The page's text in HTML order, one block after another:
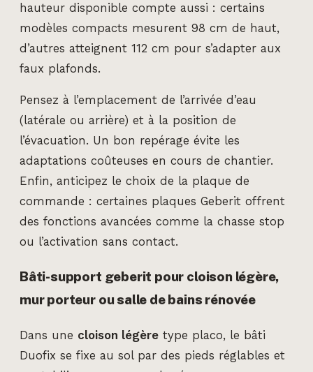
hauteur disponible compte aussi : certains
modèles compacts mesurent 98 cm de haut,
d’autres atteignent 112 cm pour s’adapter aux
faux plafonds.
Pensez à l’emplacement de l’arrivée d’eau
(latérale ou arrière) et à la position de
l’évacuation. Un bon repérage évite les
adaptations coûteuses en cours de chantier.
Enfin, anticipez le choix de la plaque de
commande : certaines plaques Geberit offrent
des fonctions avancées comme la chasse stop
ou l’activation sans contact.
Bâti-support geberit pour cloison légère,
mur porteur ou salle de bains rénovée
Dans une cloison légère type placo, le bâti
Duofix se fixe au sol par des pieds réglables et